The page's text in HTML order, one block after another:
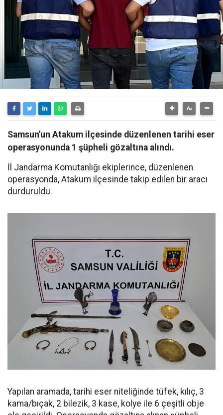
Samsun'un Atakum ilçesinde düzenlenen tarihi eser
operasyonunda 1 şüpheli gözaltına alındı.
İl Jandarma Komutanlığı ekiplerince, düzenlenen
operasyonda, Atakum ilçesinde takip edilen bir aracı
durduruldu.
Yapılan aramada, tarihi eser niteliğinde tüfek, kılıç, 3
kama/bıçak, 2 bilezik, 3 kase, kolye ile 6 çeşitli obje